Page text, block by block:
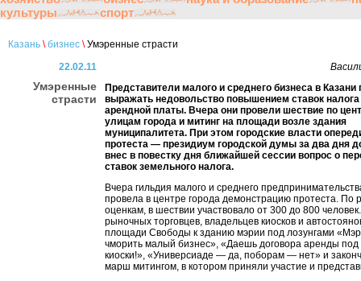
культуры
спорт
Казань \ бизнес \Умэренные страсти
22.02.11
Умэренные
страсти
Представители малого и среднего бизнеса в
выражать недовольство повышением ставок
арендной платы. Вчера они провели шествие по
улицам города и митинг на площади возле здания
муниципалитета. При этом городские власти
протеста — президиум городской думы за два дня
внес в повестку дня ближайшей сессии вопрос о
ставок земельного налога.
Вчера гильдия малого и среднего
провела в центре города демонстрацию протеста. По
оценкам, в шествии участвовало от 300 до 800
рыночных торговцев, владельцев киосков и
площади Свободы к зданию мэрии под лозунгами
чморить малый бизнес», «Даешь договора аренды
киоски!», «Универсиаде — да, поборам — нет» и
марш митингом, в котором приняли участие и